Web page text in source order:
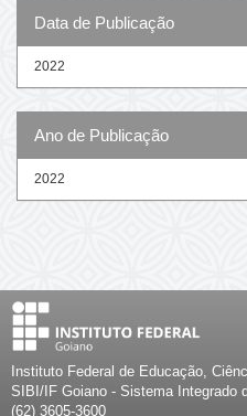
Data de Publicação
2022
Ano de Publicação
2022
Instituto Federal de Educação,
SIBI/IF Goiano - Sistema Integrado
(62) 3605-3600